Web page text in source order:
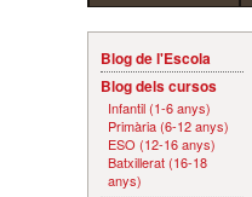
Blog de l'Escola
Blog dels cursos
Infantil (1-6 anys)
Primària (6-12 anys)
ESO (12-16 anys)
Batxillerat (16-18
anys)